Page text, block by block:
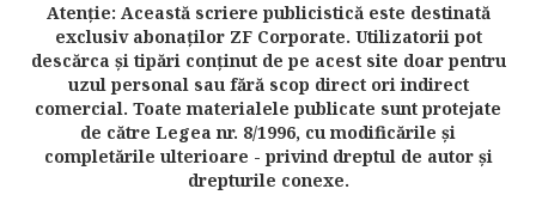
Atenţie: Această scriere publicistică este destinată
exclusiv abonaţilor ZF Corporate. Utilizatorii pot
descărca şi tipări conţinut de pe acest site doar pentru
uzul personal sau fără scop direct ori indirect
comercial. Toate materialele publicate sunt protejate
de către Legea nr. 8/1996, cu modificările şi
completările ulterioare - privind dreptul de autor şi
drepturile conexe.